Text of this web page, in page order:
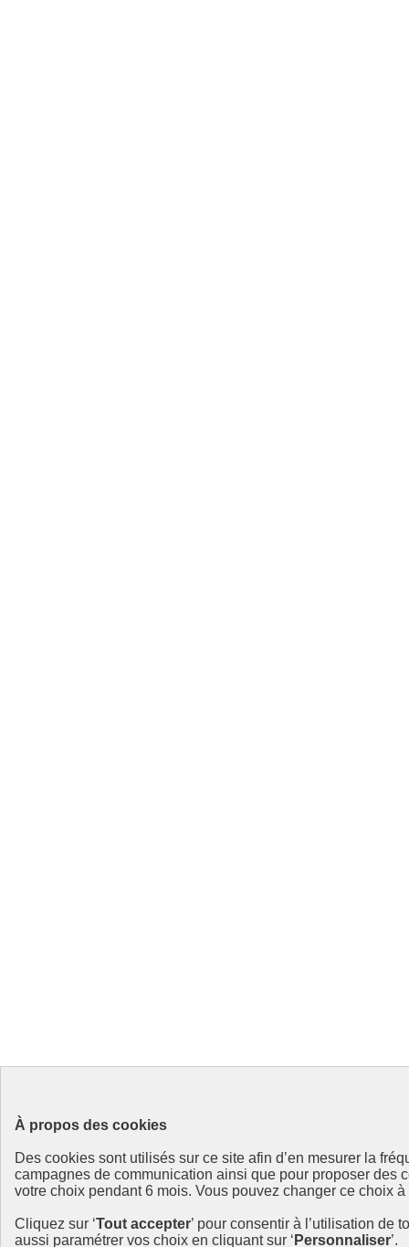
À propos des cookies
Des cookies sont utilisés sur ce site afin d’en mesurer la
campagnes de communication ainsi que pour proposer des
votre choix pendant 6 mois. Vous pouvez changer ce choix
Cliquez sur ‘Tout accepter’ pour consentir à l’utilisation de
aussi paramétrer vos choix en cliquant sur ‘ Personnaliser’.